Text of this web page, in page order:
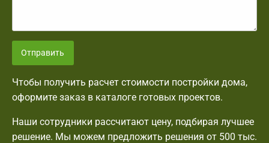
Отправить
Чтобы получить расчет стоимости постройки дома,
оформите заказ в каталоге готовых проектов.
Наши сотрудники рассчитают цену, подбирая лучшее
решение. Мы можем предложить решения от 500 тыс.